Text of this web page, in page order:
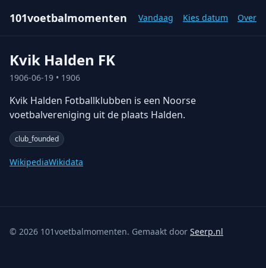
101voetbalmomenten Vandaag Kies datum Over
Kvik Halden FK
1906-06-19 • 1906
Kvik Halden Fotballklubben is een Noorse
voetbalvereniging uit de plaats Halden.
club_founded
WikipediaWikidata
© 2026 101voetbalmomenten. Gemaakt door Seerp.nl